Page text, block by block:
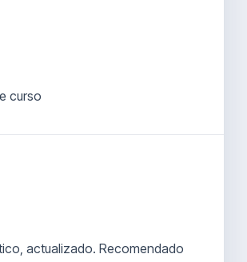
curso
actualizado. Recomendado